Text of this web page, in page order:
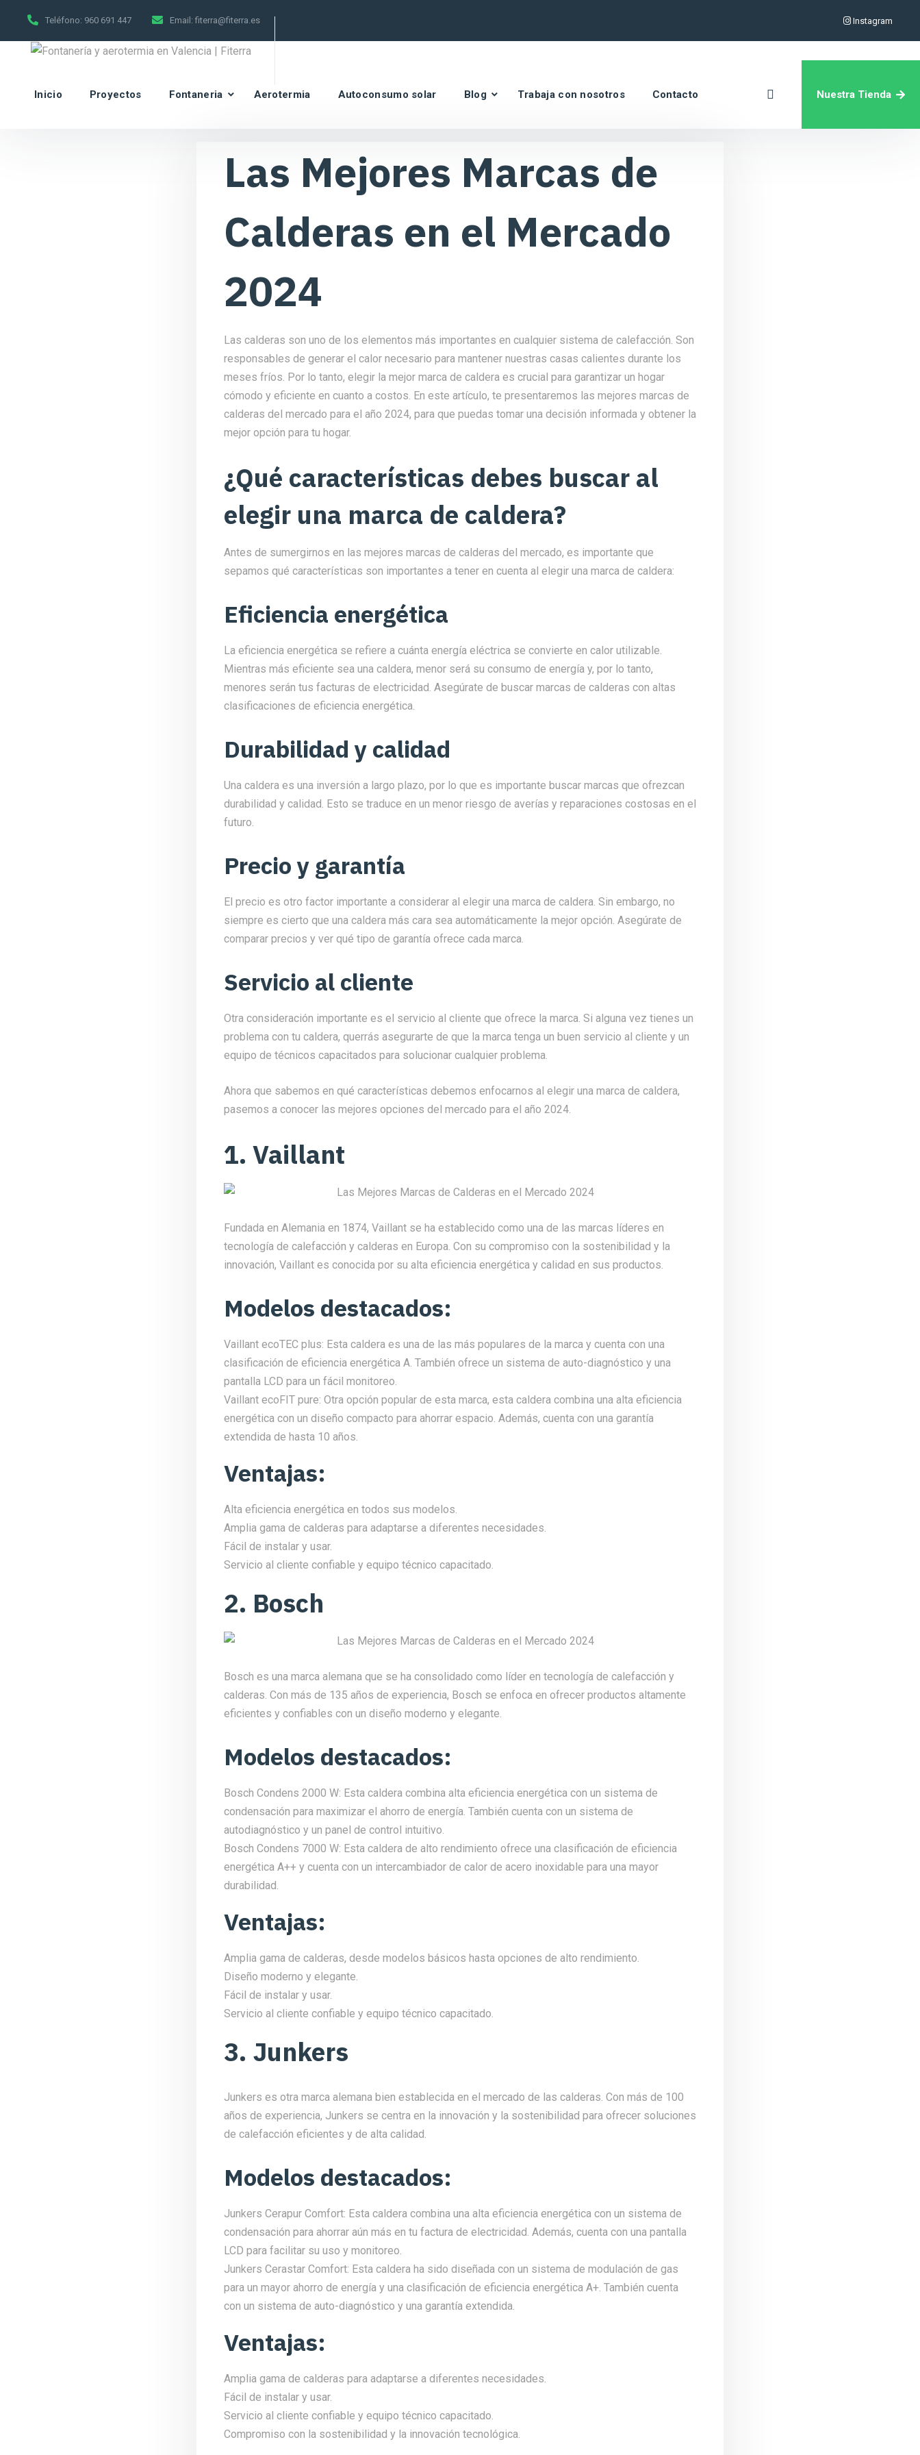
Teléfono: 960 691 447 Email: fiterra@fiterra.es Instagram
Inicio Proyectos Fontaneria Aerotermia Autoconsumo solar Blog Trabaja con nosotros Contacto Nuestra Tienda
Las Mejores Marcas de
Calderas en el Mercado
2024
Las calderas son uno de los elementos más importantes en cualquier sistema de calefacción. Son
responsables de generar el calor necesario para mantener nuestras casas calientes durante los
meses fríos. Por lo tanto, elegir la mejor marca de caldera es crucial para garantizar un hogar
cómodo y eficiente en cuanto a costos. En este artículo, te presentaremos las mejores marcas de
calderas del mercado para el año 2024, para que puedas tomar una decisión informada y obtener la
mejor opción para tu hogar.
¿Qué características debes buscar al
elegir una marca de caldera?
Antes de sumergirnos en las mejores marcas de calderas del mercado, es importante que
sepamos qué características son importantes a tener en cuenta al elegir una marca de caldera:
Eficiencia energética
La eficiencia energética se refiere a cuánta energía eléctrica se convierte en calor utilizable.
Mientras más eficiente sea una caldera, menor será su consumo de energía y, por lo tanto,
menores serán tus facturas de electricidad. Asegúrate de buscar marcas de calderas con altas
clasificaciones de eficiencia energética.
Durabilidad y calidad
Una caldera es una inversión a largo plazo, por lo que es importante buscar marcas que ofrezcan
durabilidad y calidad. Esto se traduce en un menor riesgo de averías y reparaciones costosas en el
futuro.
Precio y garantía
El precio es otro factor importante a considerar al elegir una marca de caldera. Sin embargo, no
siempre es cierto que una caldera más cara sea automáticamente la mejor opción. Asegúrate de
comparar precios y ver qué tipo de garantía ofrece cada marca.
Servicio al cliente
Otra consideración importante es el servicio al cliente que ofrece la marca. Si alguna vez tienes un
problema con tu caldera, querrás asegurarte de que la marca tenga un buen servicio al cliente y un
equipo de técnicos capacitados para solucionar cualquier problema.
Ahora que sabemos en qué características debemos enfocarnos al elegir una marca de caldera,
pasemos a conocer las mejores opciones del mercado para el año 2024.
1. Vaillant
Fundada en Alemania en 1874, Vaillant se ha establecido como una de las marcas líderes en
tecnología de calefacción y calderas en Europa. Con su compromiso con la sostenibilidad y la
innovación, Vaillant es conocida por su alta eficiencia energética y calidad en sus productos.
Modelos destacados:
Vaillant ecoTEC plus: Esta caldera es una de las más populares de la marca y cuenta con una
clasificación de eficiencia energética A. También ofrece un sistema de auto-diagnóstico y una
pantalla LCD para un fácil monitoreo.
Vaillant ecoFIT pure: Otra opción popular de esta marca, esta caldera combina una alta eficiencia
energética con un diseño compacto para ahorrar espacio. Además, cuenta con una garantía
extendida de hasta 10 años.
Ventajas:
Alta eficiencia energética en todos sus modelos.
Amplia gama de calderas para adaptarse a diferentes necesidades.
Fácil de instalar y usar.
Servicio al cliente confiable y equipo técnico capacitado.
2. Bosch
Bosch es una marca alemana que se ha consolidado como líder en tecnología de calefacción y
calderas. Con más de 135 años de experiencia, Bosch se enfoca en ofrecer productos altamente
eficientes y confiables con un diseño moderno y elegante.
Modelos destacados:
Bosch Condens 2000 W: Esta caldera combina alta eficiencia energética con un sistema de
condensación para maximizar el ahorro de energía. También cuenta con un sistema de
autodiagnóstico y un panel de control intuitivo.
Bosch Condens 7000 W: Esta caldera de alto rendimiento ofrece una clasificación de eficiencia
energética A++ y cuenta con un intercambiador de calor de acero inoxidable para una mayor
durabilidad.
Ventajas:
Amplia gama de calderas, desde modelos básicos hasta opciones de alto rendimiento.
Diseño moderno y elegante.
Fácil de instalar y usar.
Servicio al cliente confiable y equipo técnico capacitado.
3. Junkers
Junkers es otra marca alemana bien establecida en el mercado de las calderas. Con más de 100
años de experiencia, Junkers se centra en la innovación y la sostenibilidad para ofrecer soluciones
de calefacción eficientes y de alta calidad.
Modelos destacados:
Junkers Cerapur Comfort: Esta caldera combina una alta eficiencia energética con un sistema de
condensación para ahorrar aún más en tu factura de electricidad. Además, cuenta con una pantalla
LCD para facilitar su uso y monitoreo.
Junkers Cerastar Comfort: Esta caldera ha sido diseñada con un sistema de modulación de gas
para un mayor ahorro de energía y una clasificación de eficiencia energética A+. También cuenta
con un sistema de auto-diagnóstico y una garantía extendida.
Ventajas:
Amplia gama de calderas para adaptarse a diferentes necesidades.
Fácil de instalar y usar.
Servicio al cliente confiable y equipo técnico capacitado.
Compromiso con la sostenibilidad y la innovación tecnológica.